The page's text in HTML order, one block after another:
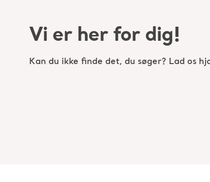
Vi er her for dig!
Kan du ikke finde det, du søger? Lad os